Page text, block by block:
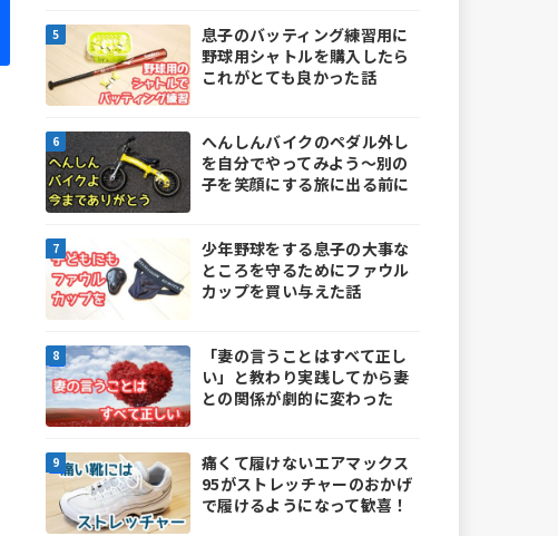
息子のバッティング練習用に
野球用シャトルを購入したら
これがとても良かった話
へんしんバイクのペダル外し
を自分でやってみよう～別の
子を笑顔にする旅に出る前に
少年野球をする息子の大事な
ところを守るためにファウル
カップを買い与えた話
「妻の言うことはすべて正し
い」と教わり実践してから妻
との関係が劇的に変わった
痛くて履けないエアマックス
95がストレッチャーのおかげ
で履けるようになって歓喜！